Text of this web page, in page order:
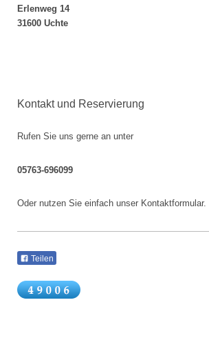
Erlenweg 14
31600 Uchte
Kontakt und Reservierung
Rufen Sie uns gerne an unter
05763-696099
Oder nutzen Sie einfach unser Kontaktformular.
Teilen